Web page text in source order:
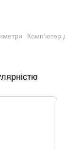
Комп'ютер